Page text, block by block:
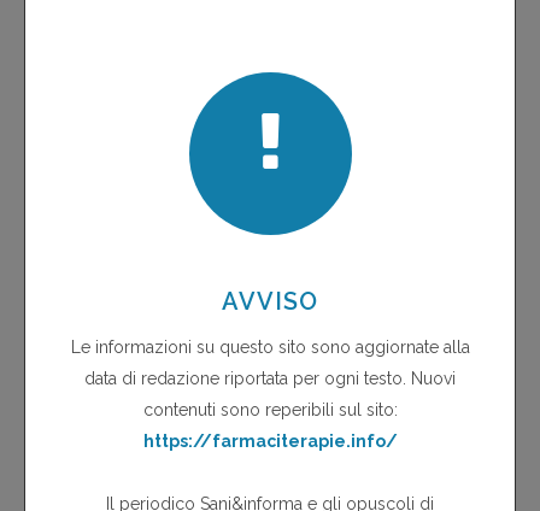
Antagonisti del tumor necrosis factor
Anticoagulanti e procedure dentarie
Antidepressivi SSRI: gli effetti indesiderati più rilevanti
Antipsicotici tipici e atipici
Antistaminici di seconda generazione e aritmie cardiache
Associazione di penicilline e inibitori delle beta-lattamasi
Autocontrollo della glicemia
Automedicazione consapevole: il caso Alli
Automedicazione nei pazienti con asma